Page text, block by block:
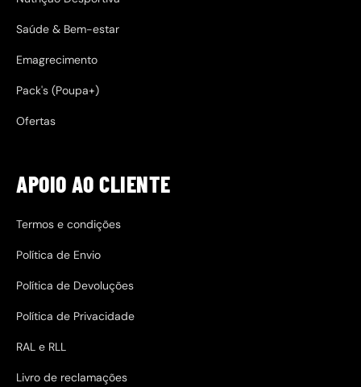
Saúde & Bem-estar
Emagrecimento
Pack's (Poupa+)
Ofertas
APOIO AO CLIENTE
Termos e condições
Política de Envio
Política de Devoluções
Política de Privacidade
RAL e RLL
Livro de reclamações